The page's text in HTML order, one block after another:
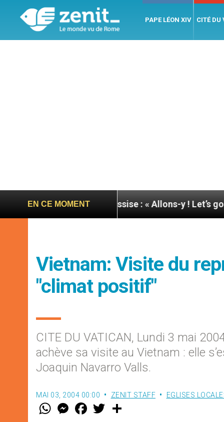
PAPE LÉON XIV CITÉ DU
EN CE MOMENT
du pape à Assise : « Allons-y ! Let’s go ! »
Vietnam: Visite du
"climat positif"
CITE DU VATICAN, Lundi 3 mai
achève sa visite au Vietnam : elle
Joaquin Navarro Valls.
MAI 03, 2004 00:00 ZENIT STAFF EGLISES
W M
e
F
a w